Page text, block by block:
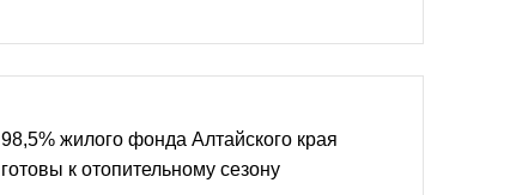
98,5% жилого фонда Алтайского края
готовы к отопительному сезону